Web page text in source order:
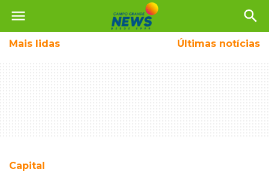
menu search
Mais lidas Últimas notícias
Capital